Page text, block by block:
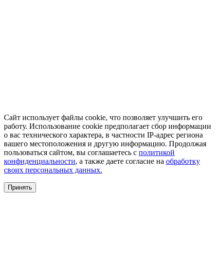
Сайт использует файлы cookie, что позволяет улучшить его
работу. Использование cookie предполагает сбор информации
о вас технического характера, в частности IP-адрес региона
вашего местоположения и другую информацию. Продолжая
пользоваться сайтом, вы соглашаетесь с политикой
конфиденциальности, а также даете согласие на обработку
своих персональных данных.
Принять